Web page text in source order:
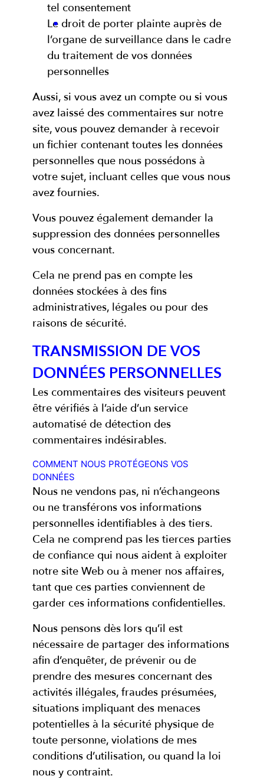
tel consentement
Le droit de porter plainte auprès de
l’organe de surveillance dans le cadre
du traitement de vos données
personnelles
Aussi, si vous avez un compte ou si vous
avez laissé des commentaires sur notre
site, vous pouvez demander à recevoir
un fichier contenant toutes les données
personnelles que nous possédons à
votre sujet, incluant celles que vous nous
avez fournies.
Vous pouvez également demander la
suppression des données personnelles
vous concernant.
Cela ne prend pas en compte les
données stockées à des fins
administratives, légales ou pour des
raisons de sécurité.
TRANSMISSION DE VOS
DONNÉES PERSONNELLES
Les commentaires des visiteurs peuvent
être vérifiés à l’aide d’un service
automatisé de détection des
commentaires indésirables.
COMMENT NOUS PROTÉGEONS VOS
DONNÉES
Nous ne vendons pas, ni n’échangeons
ou ne transférons vos informations
personnelles identifiables à des tiers.
Cela ne comprend pas les tierces parties
de confiance qui nous aident à exploiter
notre site Web ou à mener nos affaires,
tant que ces parties conviennent de
garder ces informations confidentielles.
Nous pensons dès lors qu’il est
nécessaire de partager des informations
afin d’enquêter, de prévenir ou de
prendre des mesures concernant des
activités illégales, fraudes présumées,
situations impliquant des menaces
potentielles à la sécurité physique de
toute personne, violations de mes
conditions d’utilisation, ou quand la loi
nous y contraint.